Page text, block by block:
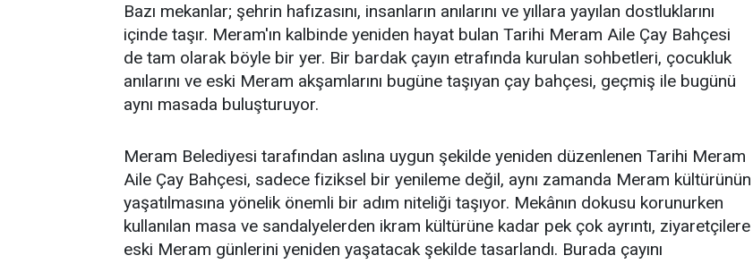
Bazı mekanlar; şehrin hafızasını, insanların anılarını ve yıllara yayılan dostluklarını
içinde taşır. Meram'ın kalbinde yeniden hayat bulan Tarihi Meram Aile Çay Bahçesi
de tam olarak böyle bir yer. Bir bardak çayın etrafında kurulan sohbetleri, çocukluk
anılarını ve eski Meram akşamlarını bugüne taşıyan çay bahçesi, geçmiş ile bugünü
aynı masada buluşturuyor.
Meram Belediyesi tarafından aslına uygun şekilde yeniden düzenlenen Tarihi Meram
Aile Çay Bahçesi, sadece fiziksel bir yenileme değil, aynı zamanda Meram kültürünün
yaşatılmasına yönelik önemli bir adım niteliği taşıyor. Mekânın dokusu korunurken
kullanılan masa ve sandalyelerden ikram kültürüne kadar pek çok ayrıntı, ziyaretçilere
eski Meram günlerini yeniden yaşatacak şekilde tasarlandı. Burada çayını